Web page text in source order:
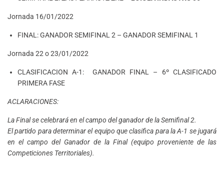
Jornada 16/01/2022
FINAL: GANADOR SEMIFINAL 2 – GANADOR SEMIFINAL 1
Jornada 22 o 23/01/2022
CLASIFICACION A-1: GANADOR FINAL – 6º CLASIFICADO
PRIMERA FASE
ACLARACIONES:
La Final se celebrará en el campo del ganador de la Semifinal 2.
El partido para determinar el equipo que clasifica para la A-1 se jugará
en el campo del Ganador de la Final (equipo proveniente de las
Competiciones Territoriales).